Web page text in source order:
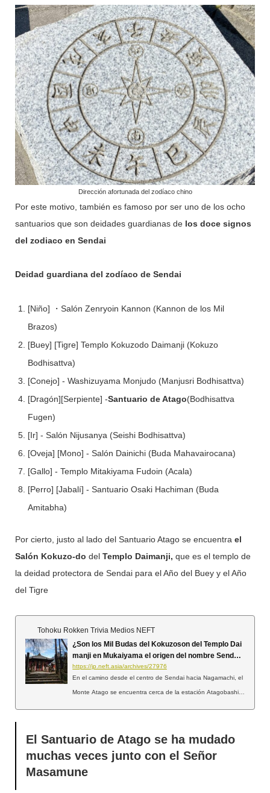
Dirección afortunada del zodíaco chino
Por este motivo, también es famoso por ser uno de los ocho
santuarios que son deidades guardianas de los doce signos
del zodiaco en Sendai
Deidad guardiana del zodíaco de Sendai
[Niño] ・Salón Zenryoin Kannon (Kannon de los Mil
Brazos)
[Buey] [Tigre] Templo Kokuzodo Daimanji (Kokuzo
Bodhisattva)
[Conejo] - Washizuyama Monjudo (Manjusri Bodhisattva)
[Dragón][Serpiente] -Santuario de Atago(Bodhisattva
Fugen)
[Ir] - Salón Nijusanya (Seishi Bodhisattva)
[Oveja] [Mono] - Salón Dainichi (Buda Mahavairocana)
[Gallo] - Templo Mitakiyama Fudoin (Acala)
[Perro] [Jabalí] - Santuario Osaki Hachiman (Buda
Amitabha)
Por cierto, justo al lado del Santuario Atago se encuentra el
Salón Kokuzo-do del Templo Daimanji, que es el templo de
la deidad protectora de Sendai para el Año del Buey y el Año
del Tigre
Tohoku Rokken Trivia Medios NEFT
¿Son los Mil Budas del Kokuzoson del Templo Dai
manji en Mukaiyama el origen del nombre Sendai?
[Prefectura de Miyagi]
https://jp.neft.asia/archives/27976
En el camino desde el centro de Sendai hacia Nagamachi, el
Monte Atago se encuentra cerca de la estación Atagobashi d
entran el Templo Daimanji y Kokuzoson. Este sitio alberga mil
estatuas de Buda de madera, comúnmente conocidas como
Sentaibutsu (Mil Budas), que se dice que dan origen al nomb
El Santuario de Atago se ha mudado
muchas veces junto con el Señor
Masamune